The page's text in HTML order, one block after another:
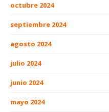
octubre 2024
septiembre 2024
agosto 2024
julio 2024
junio 2024
mayo 2024